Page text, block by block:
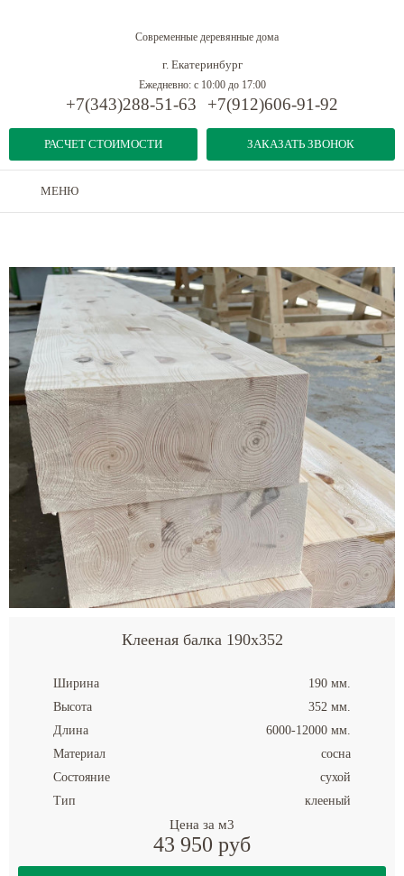
Современные деревянные дома
г. Екатеринбург
РАСЧЕТ СТОИМОСТИ
Ежедневно: с 10:00 до 17:00
+7(343)288-51-63 +7(912)606-91-92
ЗАКАЗАТЬ ЗВОНОК
МЕНЮ
Клееная балка 190x352
Ширина
190 мм.
Высота
352 мм.
Длина
6000-12000 мм.
Материал
сосна
Состояние
сухой
Тип
клееный
Цена за м3
43 950 руб